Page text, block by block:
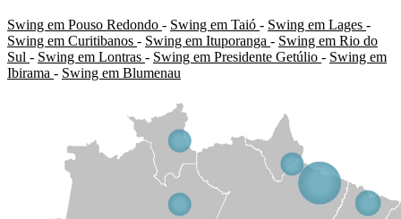
Swing em Pouso Redondo - Swing em Taió - Swing em Lages -
Swing em Curitibanos - Swing em Ituporanga - Swing em Rio do
Sul - Swing em Lontras - Swing em Presidente Getúlio - Swing em
Ibirama - Swing em Blumenau